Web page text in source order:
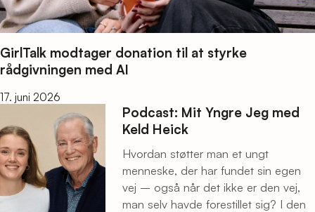
GirlTalk modtager donation til at styrke
rådgivningen med AI
17. juni 2026
Podcast: Mit Yngre Jeg med
Keld Heick
Hvordan støtter man et ungt
menneske, der har fundet sin egen
vej – også når det ikke er den vej,
man selv havde forestillet sig? I den